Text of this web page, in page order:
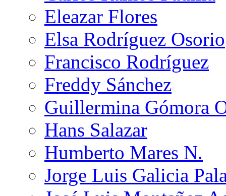
Eleazar Flores
Elsa Rodríguez Osorio
Francisco Rodríguez
Freddy Sánchez
Guillermina Gómora
Hans Salazar
Humberto Mares N.
Jorge Luis Galicia